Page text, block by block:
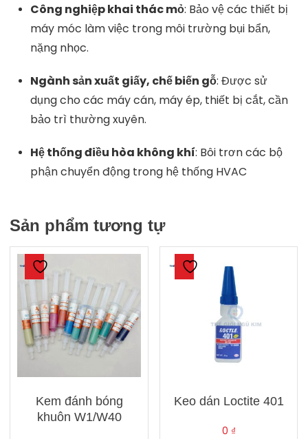
Công nghiệpkhai thácmỏ: Bảovệcác thiết bị
máy móc làmviệc trong môi trường bụi bẩn,
nặng nhọc.
Ngànhsảnxuất giấy, chếbiến gỗ:Đượcsử
dụngchocác máycán, máyép, thiết bịcắt,cần
bảo trì thườngxuyên.
Hệthốngđiều hòa không khí: Bôi trơncác bộ
phậnchuyểnđộng trong hệ thống HVAC
Sản phẩm tương tự
Kem đánh bóng
khuôn W1/W40
Keo dán Loctite 401
0 ₫